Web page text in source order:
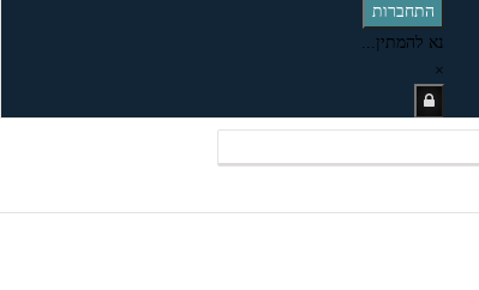
התחברות
נא להמתין...
×